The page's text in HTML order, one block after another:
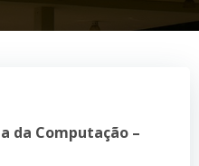
da Computação –